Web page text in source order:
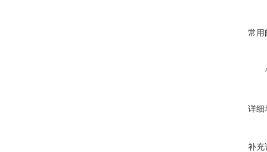
常用
详细
补充